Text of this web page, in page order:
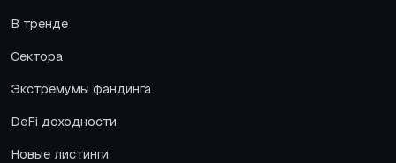
В тренде
Сектора
Экстремумы фандинга
DeFi доходности
Новые листинги